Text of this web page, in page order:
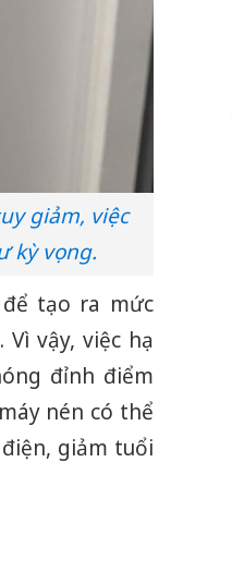
giảm, việc
kỳ vọng.
tạo ra mức
vậy, việc hạ
đỉnh điểm
nén có thể
giảm tuổi